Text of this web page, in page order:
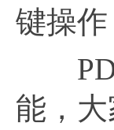
键操作
能，